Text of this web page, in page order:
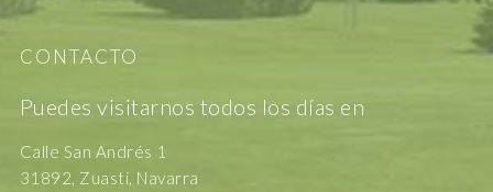
CONTACTO
Puedes visitarnos todos los días en
Calle San Andrés 1
31892, Zuasti, Navarra